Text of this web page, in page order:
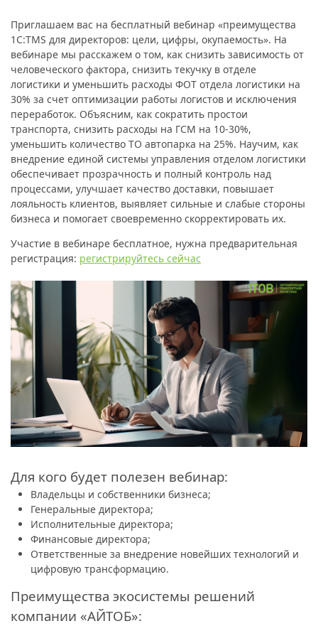
Приглашаем вас на бесплатный вебинар «преимущества
1С:TMS для директоров: цели, цифры, окупаемость». На
вебинаре мы расскажем о том, как снизить зависимость от
человеческого фактора, снизить текучку в отделе
логистики и уменьшить расходы ФОТ отдела логистики на
30% за счет оптимизации работы логистов и исключения
переработок. Объясним, как сократить простои
транспорта, снизить расходы на ГСМ на 10-30%,
уменьшить количество ТО автопарка на 25%. Научим, как
внедрение единой системы управления отделом логистики
обеспечивает прозрачность и полный контроль над
процессами, улучшает качество доставки, повышает
лояльность клиентов, выявляет сильные и слабые стороны
бизнеса и помогает своевременно скорректировать их.
Участие в вебинаре бесплатное, нужна предварительная
регистрация: регистрируйтесь сейчас
Для кого будет полезен вебинар:
Владельцы и собственники бизнеса;
Генеральные директора;
Исполнительные директора;
Финансовые директора;
Ответственные за внедрение новейших технологий и
цифровую трансформацию.
Преимущества экосистемы решений
компании «АЙТОБ»: